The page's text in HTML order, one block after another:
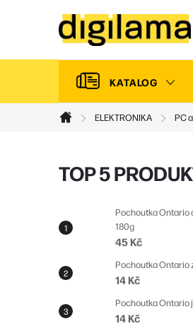
KATALOG
Domů
ELEKTRONIKA PC
P
s
t
r
a
n
TOP 5
Pochoutka Ontario
180g
45 Kč
Pochoutka Ontario
14 Kč
Pochoutka Ontario
14 Kč